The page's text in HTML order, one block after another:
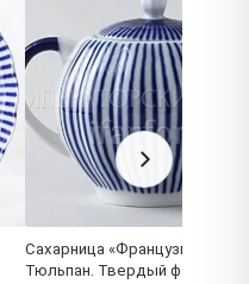
Сахарница «Французик»
Тюльпан. Твердый фарфор.